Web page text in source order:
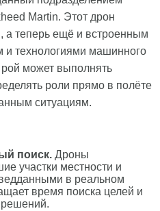
Martin. Этот дрон
а теперь ещё и встроенным
и технологиями машинного
может выполнять
роли прямо в полёте
ситуациям.
поиск.Дроны
участки местности и
в реальном
время поиска целей и
решений.